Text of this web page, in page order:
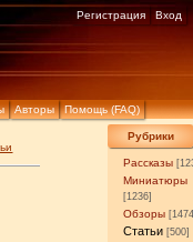
Авторы Помощь (FAQ)
Регистрация Вход
Рубрики
Рассказы
Миниатюры
[1236]
Обзоры
Статьи [500]